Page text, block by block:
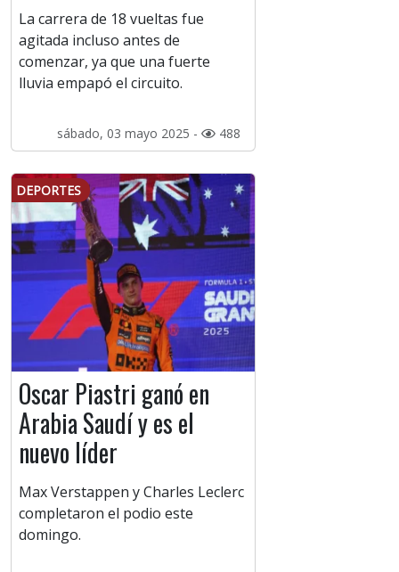
La carrera de 18 vueltas fue
agitada incluso antes de
comenzar, ya que una fuerte
lluvia empapó el circuito.
sábado, 03 mayo 2025 - 488
DEPORTES
Oscar Piastri ganó en
Arabia Saudí y es el
nuevo líder
Max Verstappen y Charles Leclerc
completaron el podio este
domingo.